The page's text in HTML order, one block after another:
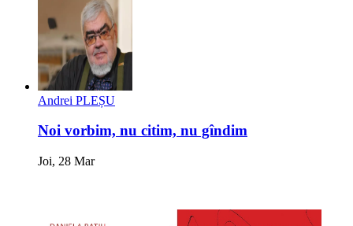
Andrei PLEȘU
Noi vorbim, nu citim, nu gîndim
Joi, 28 Mar